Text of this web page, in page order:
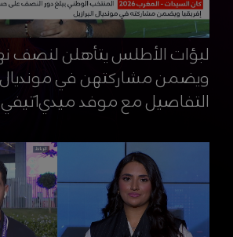
لبؤات الأطلس يتأهلن لنصف
ويضمن مشاركتهن في مونديال
التفاصيل مع موفد ميدي1تيفي